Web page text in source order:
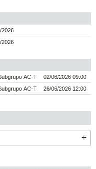
2026
2026
AC-T
02/06/2026 09:00
AC-T 26/06/2026 12:00